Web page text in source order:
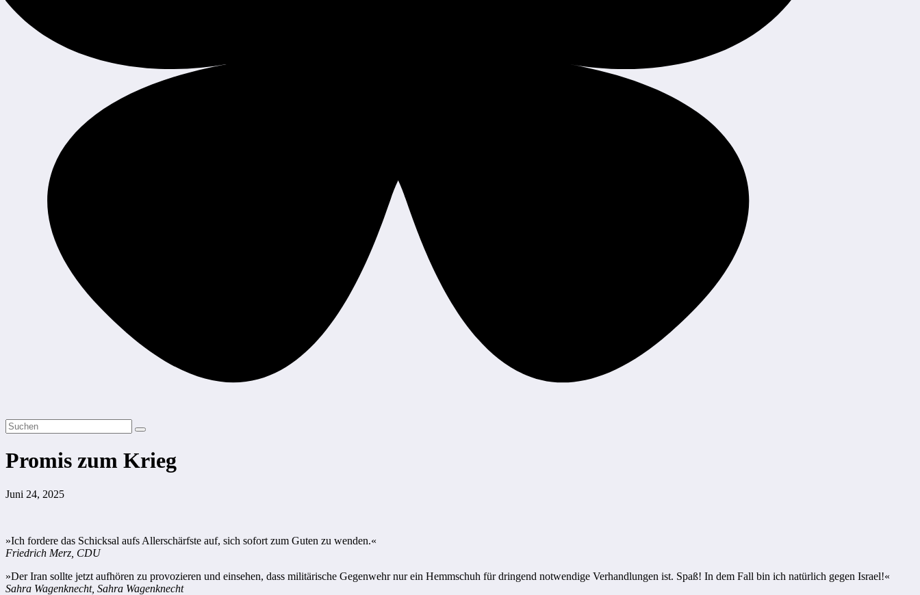
Promis zum Krieg
Juni 24, 2025
»Ich fordere das Schicksal aufs Allerschärfste auf, sich sofort zum Guten zu wenden.«
Friedrich Merz, CDU
»Der Iran sollte jetzt aufhören zu provozieren und einsehen, dass militärische Gegenwehr nur ein Hemmschuh für dringend notwendige Verhandlungen ist. Spaß! In dem Fall bin ich natürlich gegen Israel!«
Sahra Wagenknecht, Sahra Wagenknecht